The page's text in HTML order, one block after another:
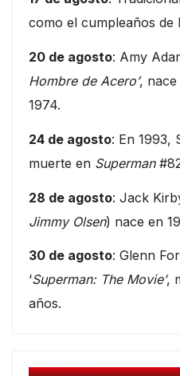
como el cumpleaños de
20 de agosto: Amy
Hombre de Acero’, nace
1974.
24 de agosto: En 1993,
muerte en Superman
28 de agosto: Jack
Jimmy Olsen) nace en
30 de agosto: Glenn
‘Superman: The Movie’,
años.